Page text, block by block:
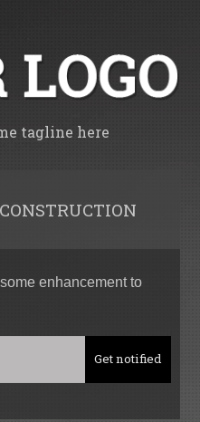
tagline here
enhancement to